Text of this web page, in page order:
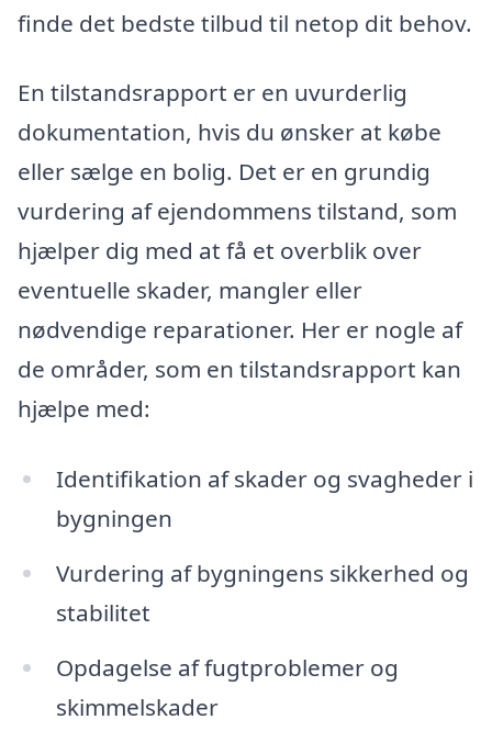
finde det bedste tilbud til netop dit behov.
En tilstandsrapport er en uvurderlig
dokumentation, hvis du ønsker at købe
eller sælge en bolig. Det er en grundig
vurdering af ejendommens tilstand, som
hjælper dig med at få et overblik over
eventuelle skader, mangler eller
nødvendige reparationer. Her er nogle af
de områder, som en tilstandsrapport kan
hjælpe med:
Identifikation af skader og svagheder i
bygningen
Vurdering af bygningens sikkerhed og
stabilitet
Opdagelse af fugtproblemer og
skimmelskader